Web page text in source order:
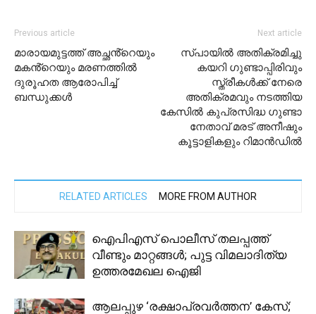
Previous article
മാരായമുട്ടത്ത് അച്ഛൻ്റെയും
മകൻ്റെയും മരണത്തിൽ
ദുരൂഹത ആരോപിച്ച്
ബന്ധുക്കൾ
Next article
സ്പായിൽ അതിക്രമിച്ചു
കയറി ഗുണ്ടാപ്പിരിവും
സ്ത്രീകൾക്ക് നേരെ
അതിക്രമവും നടത്തിയ
കേസിൽ കുപ്രസിദ്ധ ഗുണ്ടാ
നേതാവ് മരട് അനീഷും
കൂട്ടാളികളും റിമാൻഡിൽ
RELATED ARTICLES MORE FROM AUTHOR
ഐപിഎസ് പൊലീസ് തലപ്പത്ത്
വീണ്ടും മാറ്റങ്ങൾ; പുട്ട വിമലാദിത്യ
ഉത്തരമേഖല ഐജി
ആലപ്പുഴ ‘രക്ഷാപ്രവർത്തന’ കേസ്;